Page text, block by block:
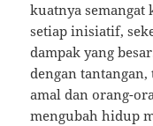
kuatnya semangat
setiap inisiatif,
dampak yang
dengan
amal dan orang-
mengubah hidup